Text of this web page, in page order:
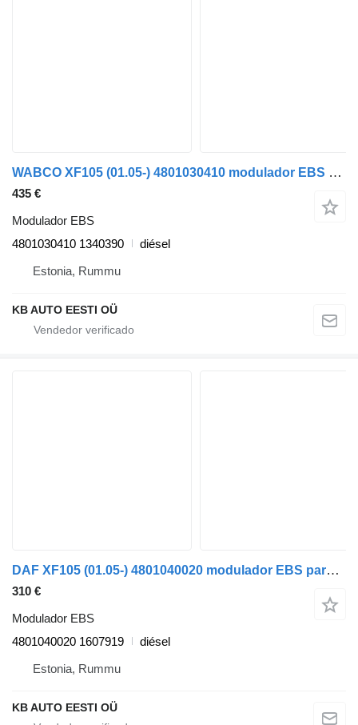
WABCO XF105 (01.05-) 4801030410 modulador EBS para DAF XF95 XF105 (2001-2014) camión
435 €
Modulador EBS
4801030410 1340390
diésel
Estonia, Rummu
KB AUTO EESTI OÜ
DAF XF105 (01.05-) 4801040020 modulador EBS para DAF XF95, XF105 (2001-2014) camión
310 €
Modulador EBS
4801040020 1607919
diésel
Estonia, Rummu
KB AUTO EESTI OÜ